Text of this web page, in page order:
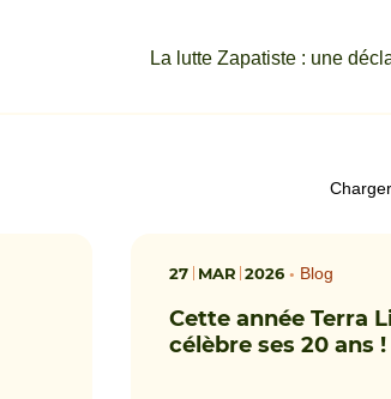
La lutte Zapatiste : une
27 MAR 2026 • Blog
Cette année Terra
célèbre ses 20 ans !